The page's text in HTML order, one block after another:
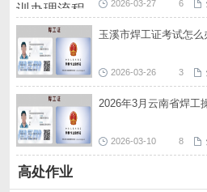
2026-03-27 6
玉溪市焊工证考试怎
2026-03-26 3
2026年3月云南省焊工
2026-03-10 8
高处作业